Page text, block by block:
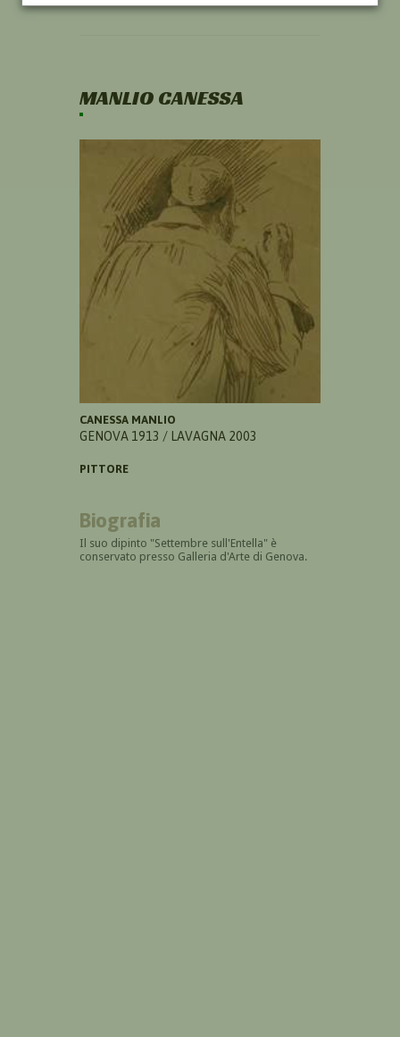
MANLIO CANESSA
CANESSA MANLIO
GENOVA 1913 / LAVAGNA 2003
PITTORE
Biografia
Il suo dipinto "Settembre sull'Entella" è
conservato presso Galleria d'Arte di Genova.